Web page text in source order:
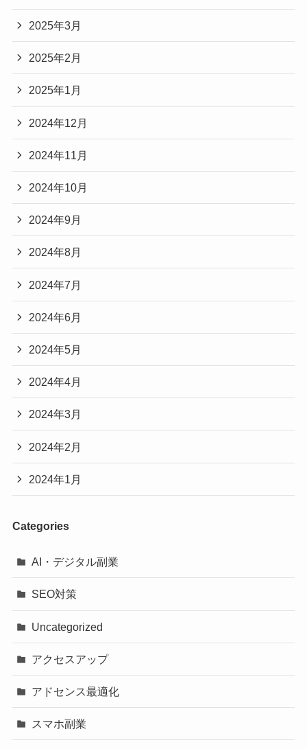
2025年3月
2025年2月
2025年1月
2024年12月
2024年11月
2024年10月
2024年9月
2024年8月
2024年7月
2024年6月
2024年5月
2024年4月
2024年3月
2024年2月
2024年1月
Categories
AI・デジタル副業
SEO対策
Uncategorized
アクセスアップ
アドセンス最適化
スマホ副業